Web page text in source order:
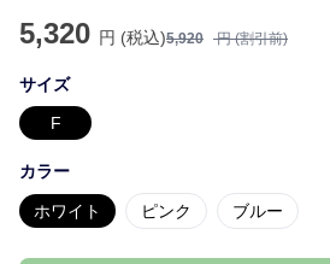
5,320 円 (税込)5,920 円 (割引前)
サイズ
F
カラー
ホワイト ピンク ブルー